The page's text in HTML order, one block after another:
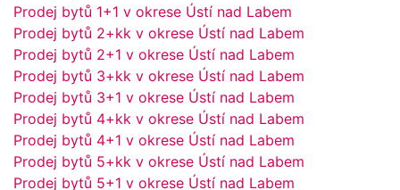
Prodej bytů 1+1 v okrese Ústí nad Labem
Prodej bytů 2+kk v okrese Ústí nad Labem
Prodej bytů 2+1 v okrese Ústí nad Labem
Prodej bytů 3+kk v okrese Ústí nad Labem
Prodej bytů 3+1 v okrese Ústí nad Labem
Prodej bytů 4+kk v okrese Ústí nad Labem
Prodej bytů 4+1 v okrese Ústí nad Labem
Prodej bytů 5+kk v okrese Ústí nad Labem
Prodej bytů 5+1 v okrese Ústí nad Labem